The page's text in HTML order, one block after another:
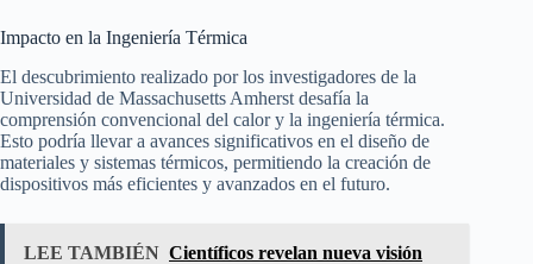
Impacto en la Ingeniería Térmica
El descubrimiento realizado por los investigadores de la
Universidad de Massachusetts Amherst desafía la
comprensión convencional del calor y la ingeniería térmica.
Esto podría llevar a avances significativos en el diseño de
materiales y sistemas térmicos, permitiendo la creación de
dispositivos más eficientes y avanzados en el futuro.
LEE TAMBIÉN Científicos revelan nueva visión